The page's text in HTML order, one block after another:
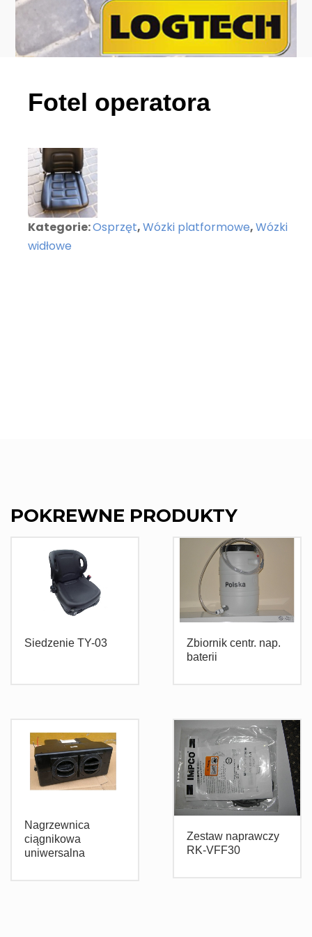
Fotel operatora
Kategorie:Osprzęt,Wózki platformowe,Wózki
widłowe
POKREWNE PRODUKTY
Siedzenie TY-03
Zbiornik centr. nap.
baterii
Nagrzewnica
ciągnikowa
uniwersalna
Zestaw naprawczy
RK-VFF30